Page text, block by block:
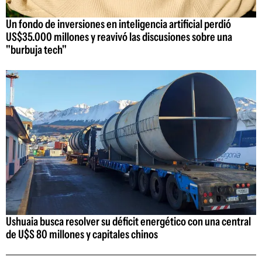
Un fondo de inversiones en inteligencia artificial perdió
US$35.000 millones y reavivó las discusiones sobre una
"burbuja tech"
Ushuaia busca resolver su déficit energético con una central
de U$S 80 millones y capitales chinos